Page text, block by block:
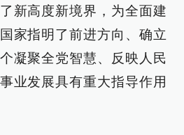
新高度新境界，为全面建
家指明了前进方向、确立
凝聚全党智慧、反映人民
业发展具有重大指导作用